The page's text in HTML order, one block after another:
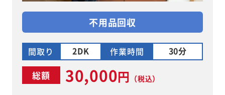
不用品回収
間取り 2DK 作業時間 30分
総額 30,000円 （税込）